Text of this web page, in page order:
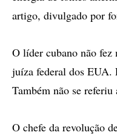
artigo, divulgado por
O líder cubano não fez
juíza federal dos EUA.
Também não se referiu
O chefe da revolução